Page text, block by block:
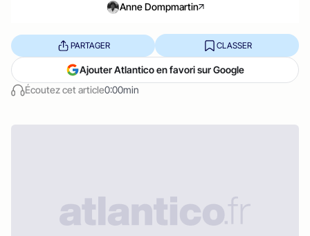
Anne Dompmartin
Écoutez cet article0:00min
PARTAGER CLASSER
Ajouter Atlantico en favori sur Google